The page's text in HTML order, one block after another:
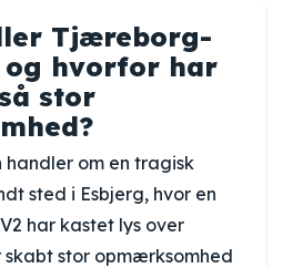
Tjæreborg-
og hvorfor har
stor
om en tragisk
sted i Esbjerg, hvor en
har kastet lys over
skabt stor opmærksomhed